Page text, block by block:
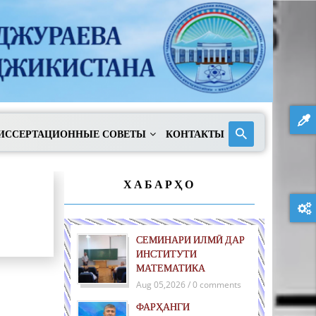
СОВЕТЫ КОНТАКТЫ
ХАБАРҲО
СЕМИНАРИ ИЛМӢ ДАР
ИНСТИТУТИ
МАТЕМАТИКА
Aug 05,2026 / 0 comments
ФАРҲАНГИ